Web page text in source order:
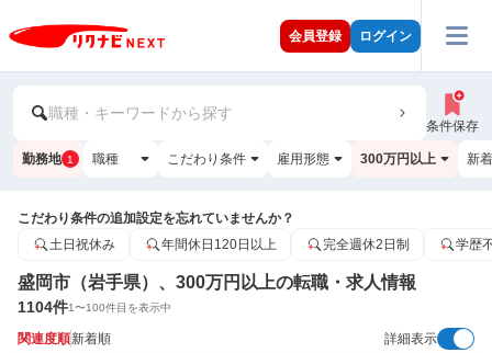
会員登録 ログイン
職種・キーワードから探す
条件保存
勤務地 1 職種 こだわり条件 雇用形態 300万円以上 新
こだわり条件の追加設定を忘れていませんか？
土日祝休み
年間休日120日以上 完全週休2日制 学歴
盛岡市（岩手県）、300万円以上の転職・求人情報
1104件1〜100件目を表示中
関連度順新着順 詳細表示